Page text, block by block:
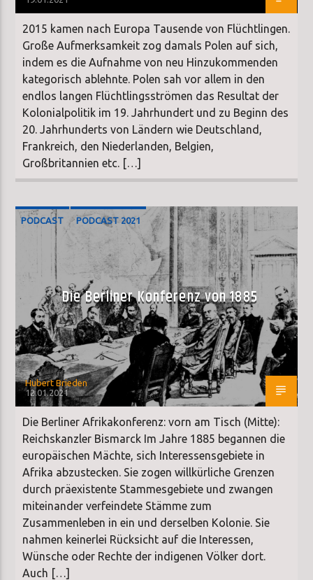
2015 kamen nach Europa Tausende von Flüchtlingen.
Große Aufmerksamkeit zog damals Polen auf sich,
indem es die Aufnahme von neu Hinzukommenden
kategorisch ablehnte. Polen sah vor allem in den
endlos langen Flüchtlingsströmen das Resultat der
Kolonialpolitik im 19. Jahrhundert und zu Beginn des
20. Jahrhunderts von Ländern wie Deutschland,
Frankreich, den Niederlanden, Belgien,
Großbritannien etc. […]
PODCAST PODCAST 2021
SONDERSENDUNG
Die Berliner Konferenz von 1885
Hubert Brieden
12.01.2021
Die Berliner Afrikakonferenz: vorn am Tisch (Mitte):
Reichskanzler Bismarck Im Jahre 1885 begannen die
europäischen Mächte, sich Interessensgebiete in
Afrika abzustecken. Sie zogen willkürliche Grenzen
durch präexistente Stammesgebiete und zwangen
miteinander verfeindete Stämme zum
Zusammenleben in ein und derselben Kolonie. Sie
nahmen keinerlei Rücksicht auf die Interessen,
Wünsche oder Rechte der indigenen Völker dort.
Auch […]